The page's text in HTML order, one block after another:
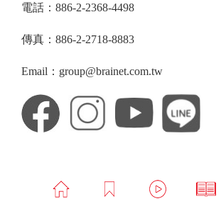
電話：886-2-2368-4498
傳真：886-2-2718-8883
Email：group@brainet.com.tw